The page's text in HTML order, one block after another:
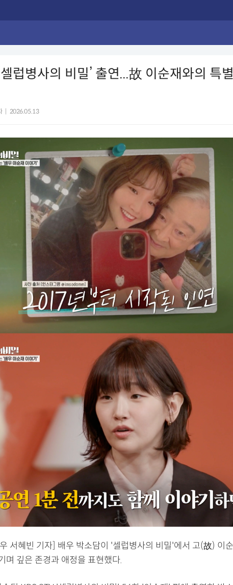
셀럽병사의 비밀’ 출연...故 이순재와의 특
2026.05.13
서혜빈 기자] 배우 박소담이 '셀럽병사의 비밀'에서 고(故) 이
며 깊은 존경과 애정을 표현했다.